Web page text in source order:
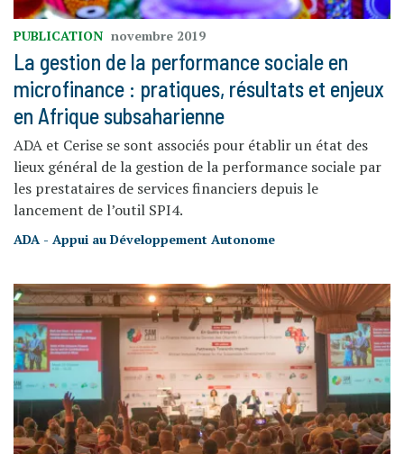
PUBLICATION novembre 2019
La gestion de la performance sociale en
microfinance : pratiques, résultats et enjeux
en Afrique subsaharienne
ADA et Cerise se sont associés pour établir un état des
lieux général de la gestion de la performance sociale par
les prestataires de services financiers depuis le
lancement de l’outil SPI4.
ADA - Appui au Développement Autonome